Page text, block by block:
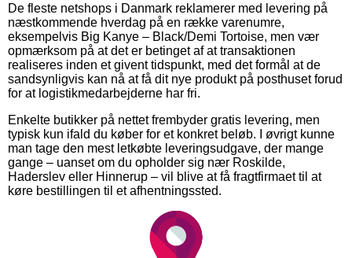
De fleste netshops i Danmark reklamerer med levering på
næstkommende hverdag på en række varenumre,
eksempelvis Big Kanye – Black/Demi Tortoise, men vær
opmærksom på at det er betinget af at transaktionen
realiseres inden et givent tidspunkt, med det formål at de
sandsynligvis kan nå at få dit nye produkt på posthuset forud
for at logistikmedarbejderne har fri.
Enkelte butikker på nettet frembyder gratis levering, men
typisk kun ifald du køber for et konkret beløb. I øvrigt kunne
man tage den mest letkøbte leveringsudgave, der mange
gange – uanset om du opholder sig nær Roskilde,
Haderslev eller Hinnerup – vil blive at få fragtfirmaet til at
køre bestillingen til et afhentningssted.